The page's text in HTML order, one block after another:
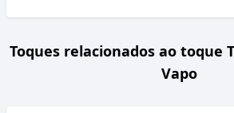
Toques relacionados ao toque
Vapo